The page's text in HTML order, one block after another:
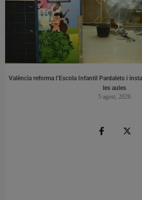
València reforma l’Escola Infantil Pardalets i
les aules
5 agost, 2026